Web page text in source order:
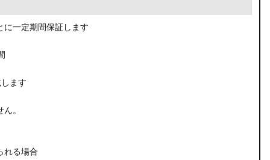
に一定期間保証します
ます
。
れる場合